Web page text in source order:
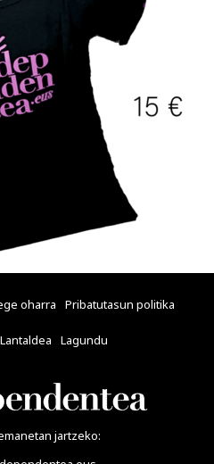
oharra Pribatutasun politika
Lantaldea Lagundu
jartzeko: